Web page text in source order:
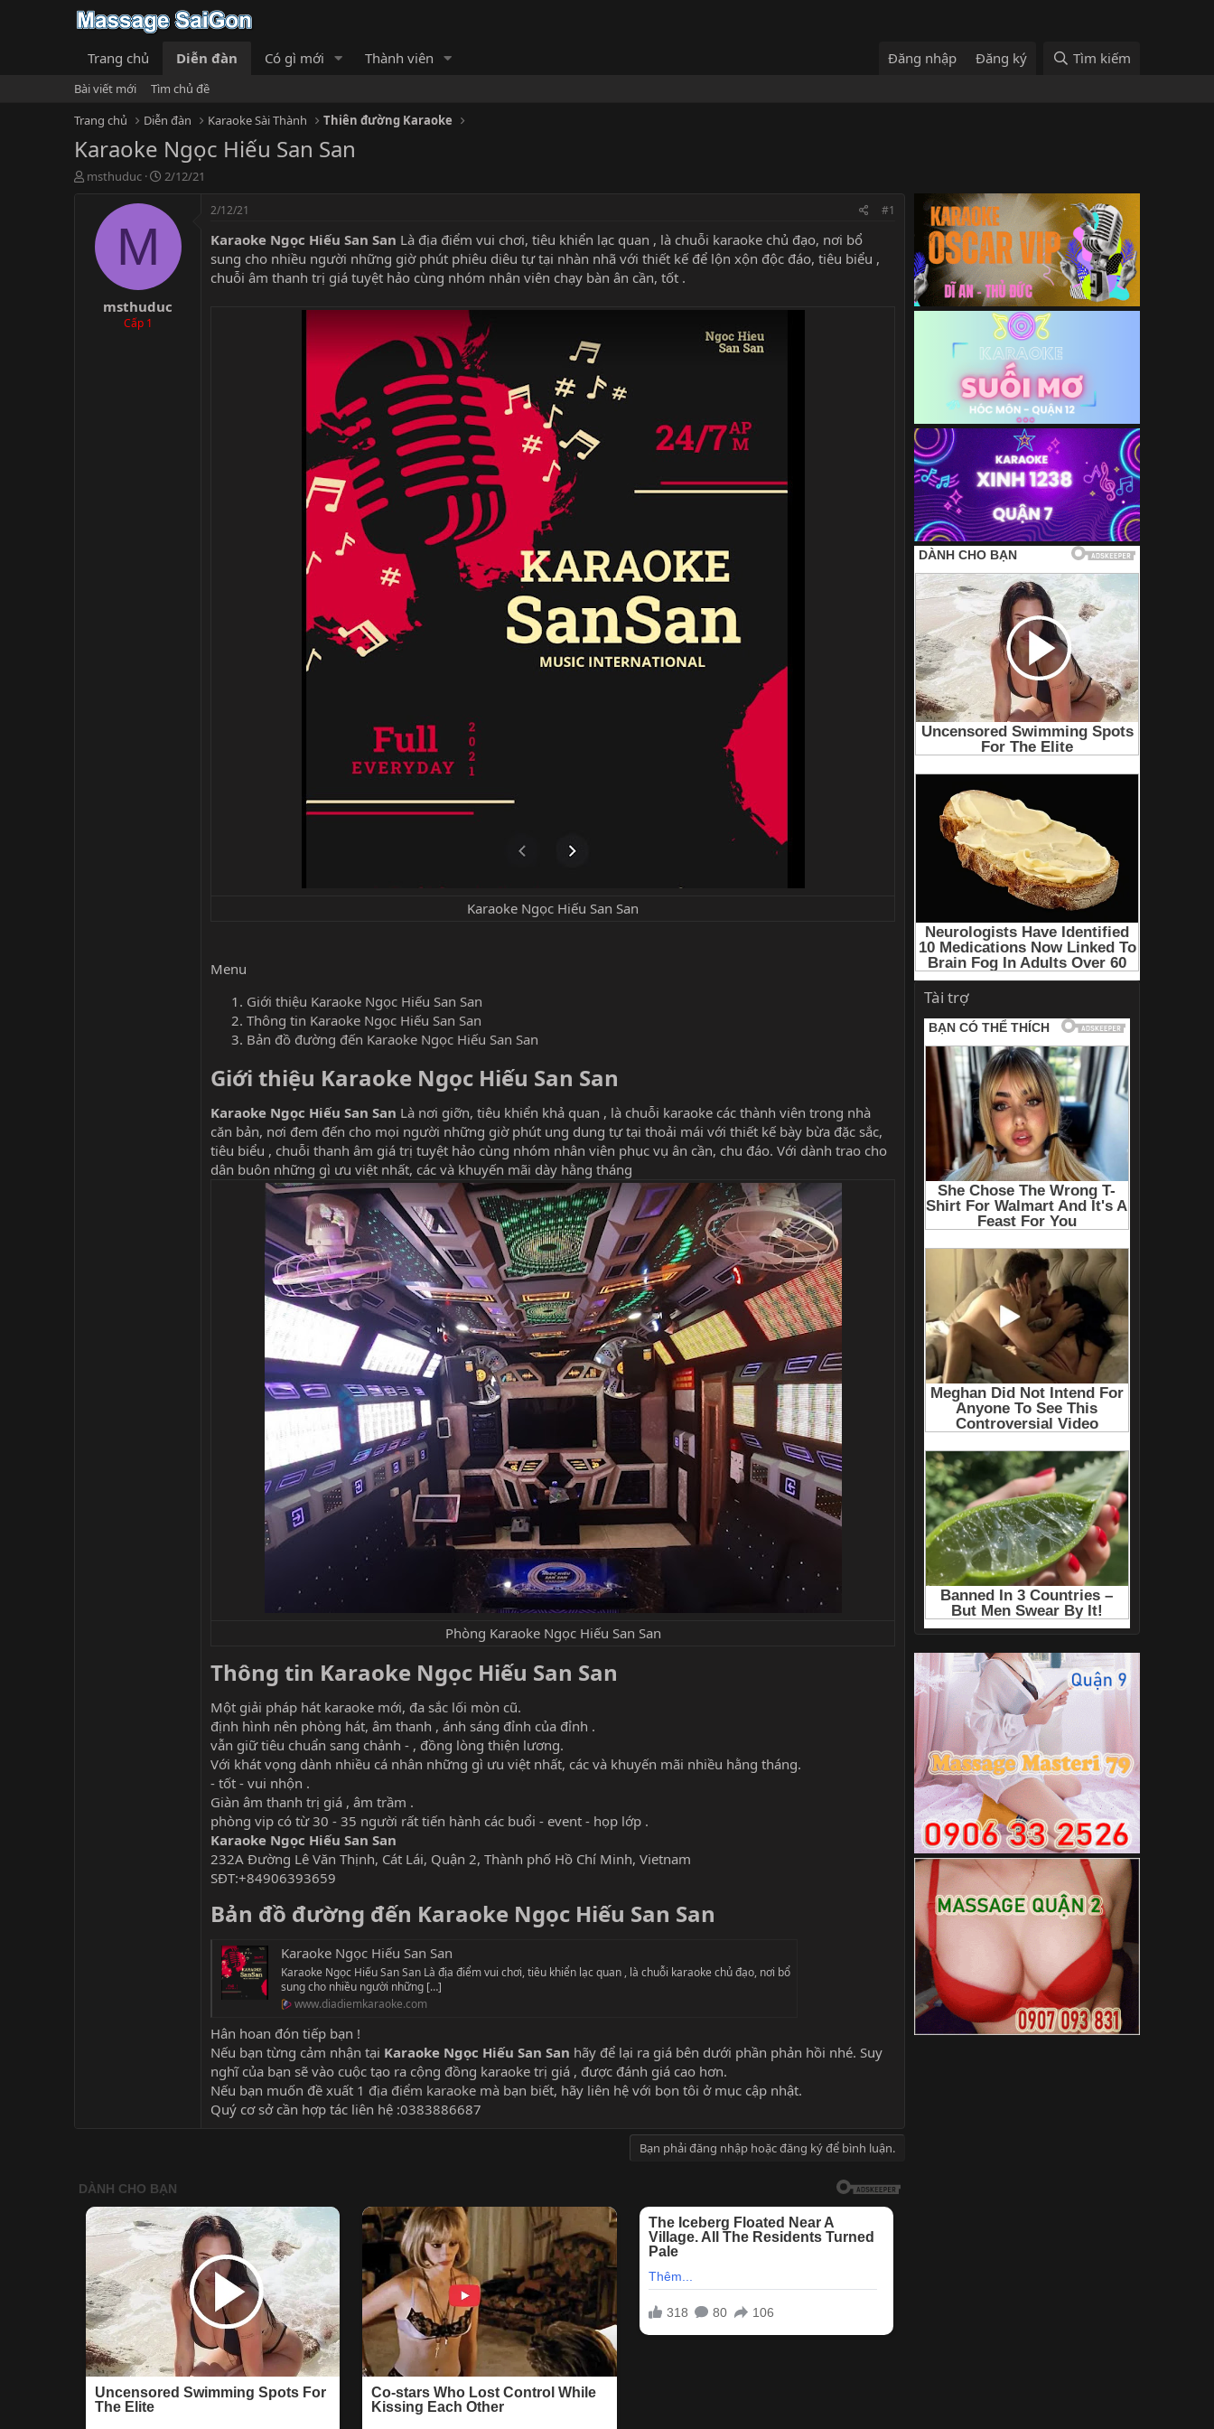
Trang chủ Diễn đàn Có gì mới Thành viên Đăng nhập Đăng ký Tìm kiếm
Bài viết mới
Tìm chủ đề
Trang chủ
Diễn đàn Karaoke Sài Thành Thiên đường Karaoke
Karaoke Ngọc Hiếu San San
T
msthuduc
N
à
2/12/21
M
msthuduc
Cấp 1
2/12/21 #1
Karaoke Ngọc Hiếu San San Là địa điểm vui chơi, tiêu khiển lạc quan , là chuỗi karaoke chủ đạo, nơi bổ
sung cho nhiều người những giờ phút phiêu diêu tự tại nhàn nhã với thiết kế để lộn xộn độc đáo, tiêu biểu ,
chuỗi âm thanh trị giá tuyệt hảo cùng nhóm nhân viên chạy bàn ân cần, tốt .
Karaoke Ngọc Hiếu San San
Menu
Giới thiệu Karaoke Ngọc Hiếu San San
Thông tin Karaoke Ngọc Hiếu San San
Bản đồ đường đến Karaoke Ngọc Hiếu San San
Giới thiệu Karaoke Ngọc Hiếu San San​
Karaoke Ngọc Hiếu San San Là nơi giỡn, tiêu khiển khả quan , là chuỗi karaoke các thành viên trong nhà
căn bản, nơi đem đến cho mọi người những giờ phút ung dung tự tại thoải mái với thiết kế bày bừa đặc sắc,
tiêu biểu , chuỗi thanh âm giá trị tuyệt hảo cùng nhóm nhân viên phục vụ ân cần, chu đáo. Với dành trao cho
dân buôn những gì ưu việt nhất, các và khuyến mãi dày hằng tháng
Phòng Karaoke Ngọc Hiếu San San
Thông tin Karaoke Ngọc Hiếu San San​
Một giải pháp hát karaoke mới, đa sắc lối mòn cũ.
định hình nên phòng hát, âm thanh , ánh sáng đỉnh của đỉnh .
vẫn giữ tiêu chuẩn sang chảnh - , đồng lòng thiện lương.
Với khát vọng dành nhiều cá nhân những gì ưu việt nhất, các và khuyến mãi nhiều hằng tháng.
- tốt - vui nhộn .
Giàn âm thanh trị giá , âm trầm .
phòng vip có từ 30 - 35 người rất tiến hành các buổi - event - họp lớp .
Karaoke Ngọc Hiếu San San
232A Đường Lê Văn Thịnh, Cát Lái, Quận 2, Thành phố Hồ Chí Minh, Vietnam
SĐT:+84906393659
Bản đồ đường đến Karaoke Ngọc Hiếu San San​
Karaoke Ngọc Hiếu San San
Karaoke Ngọc Hiếu San San Là địa điểm vui chơi, tiêu khiển lạc quan , là chuỗi karaoke chủ đạo, nơi bổ
sung cho nhiều người những […]
www.diadiemkaraoke.com
Hân hoan đón tiếp bạn !
Nếu bạn từng cảm nhận tại Karaoke Ngọc Hiếu San San hãy để lại ra giá bên dưới phần phản hồi nhé. Suy
nghĩ của bạn sẽ vào cuộc tạo ra cộng đồng karaoke trị giá , được đánh giá cao hơn.
Nếu bạn muốn đề xuất 1 địa điểm karaoke mà bạn biết, hãy liên hệ với bọn tôi ở mục cập nhật.
Quý cơ sở cần hợp tác liên hệ :0383886687
Bạn phải đăng nhập hoặc đăng ký để bình luận.
Tài trợ